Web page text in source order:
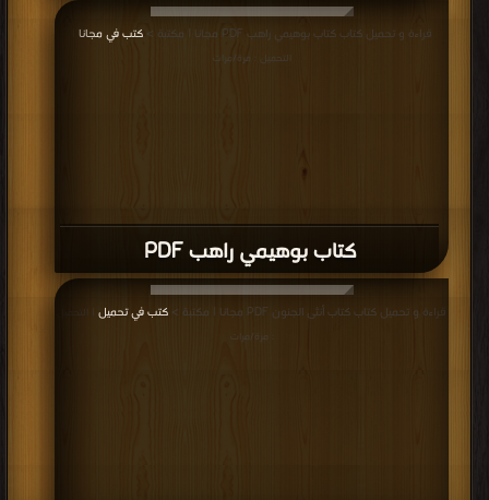
كتاب بوهيمي راهب PDF
قراءة و تحميل كتاب كتاب بوهيمي راهب PDF مجانا | مكتبة > كتب في مجانا
التحميل : مرة/مرات
قراءة و تحميل كتاب كتاب أنثى الجنون PDF مجانا | مكتبة > كتب في تحميل
: مرة/مرات